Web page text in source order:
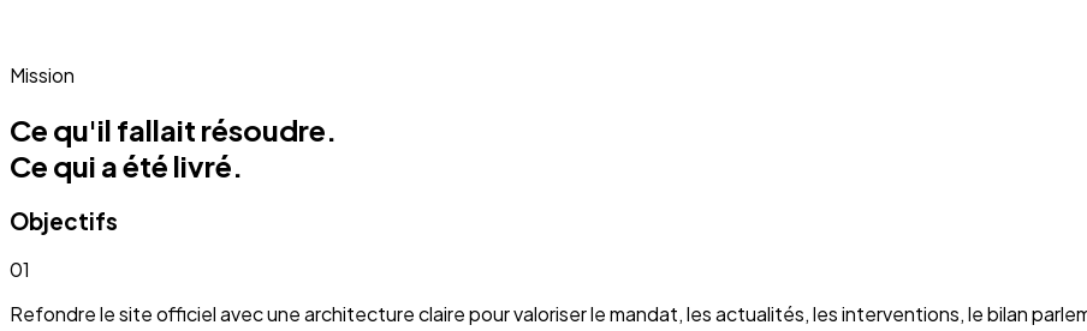
Mission
Ce qu'il fallait résoudre.
Ce qui a été livré.
Objectifs
01
Refondre le site officiel avec une architecture claire pour valoriser le mandat, les actualités, les interventions, le bilan